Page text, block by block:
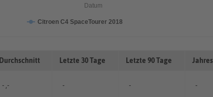
Datum
Citroen C4 SpaceTourer 2018
Durchschnitt Letzte 30 Tage Letzte 90 Tage
- ,- - - -